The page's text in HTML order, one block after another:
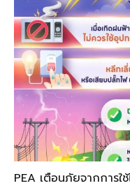
PEA เตือนภัยจากการ